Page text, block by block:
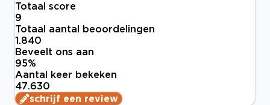
Totaal score
9
Totaal aantal beoordelingen
1.840
Beveelt ons aan
95%
Aantal keer bekeken
47.630
schrijf een review